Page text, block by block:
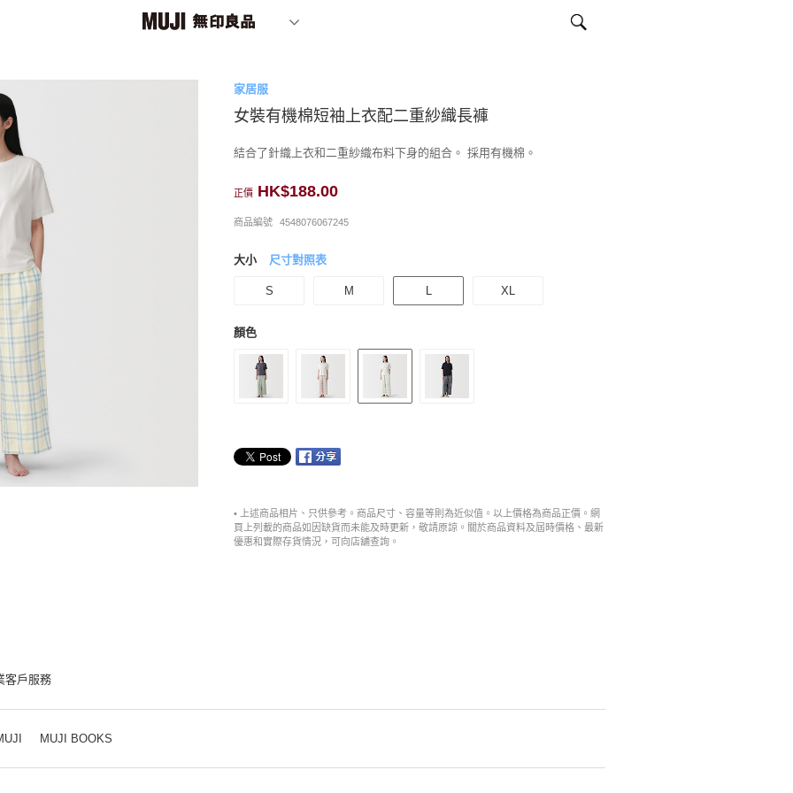
家居服
女裝有機棉短袖上衣配二重紗織長褲
結合了針織上衣和二重紗織布料下身的組合。 採用有機棉。
正價 HK$188.00
商品編號 4548076067245
大小 尺寸對照表
S M L XL
顏色
• 上述商品相片、只供參考。商品尺寸、容量等則為近似值。以上價格為商品正價。網
頁上列載的商品如因缺貨而未能及時更新，敬請原諒。關於商品資料及屆時價格、最新
優惠和實際存貨情況，可向店舖查詢。
客戶服務
MUJI BOOKS